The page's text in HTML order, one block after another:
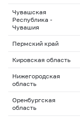
Чувашская
Республика -
Чувашия
Пермский край
Кировская область
Нижегородская
область
Оренбургская
область